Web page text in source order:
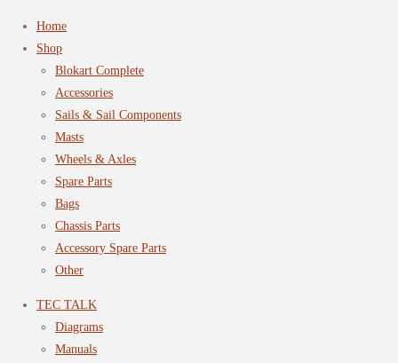
Home
Shop
Blokart Complete
Accessories
Sails & Sail Components
Masts
Wheels & Axles
Spare Parts
Bags
Chassis Parts
Accessory Spare Parts
Other
TEC TALK
Diagrams
Manuals